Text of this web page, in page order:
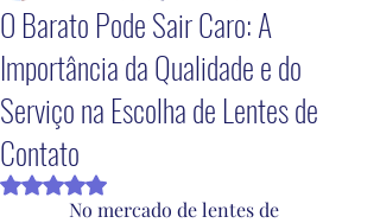
O Barato Pode Sair Caro: A
Importância da Qualidade e do
Serviço na Escolha de Lentes de
Contato
Avaliado com NaN de 5 estrelas.